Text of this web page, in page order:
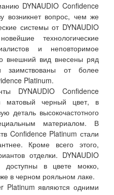
DYNAUDIO Confidence
возникнет вопрос, чем же
системы от DYNAUDIO
технологические
и неповторимое
внешний вид внесены ряд
заимствованы от более
Platinum.
DYNAUDIO Confidence
матовый черный цвет, в
деталь высокочастотного
материалом. В
Confidence Platinum стали
Кроме всего этого,
отделки. DYNAUDIO
доступны в цвете мокко,
в черном рояльном лаке.
Platinum являются одними